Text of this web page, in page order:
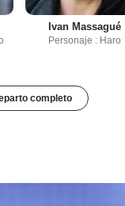
Ivan Massagué
Personaje : Haro
completo